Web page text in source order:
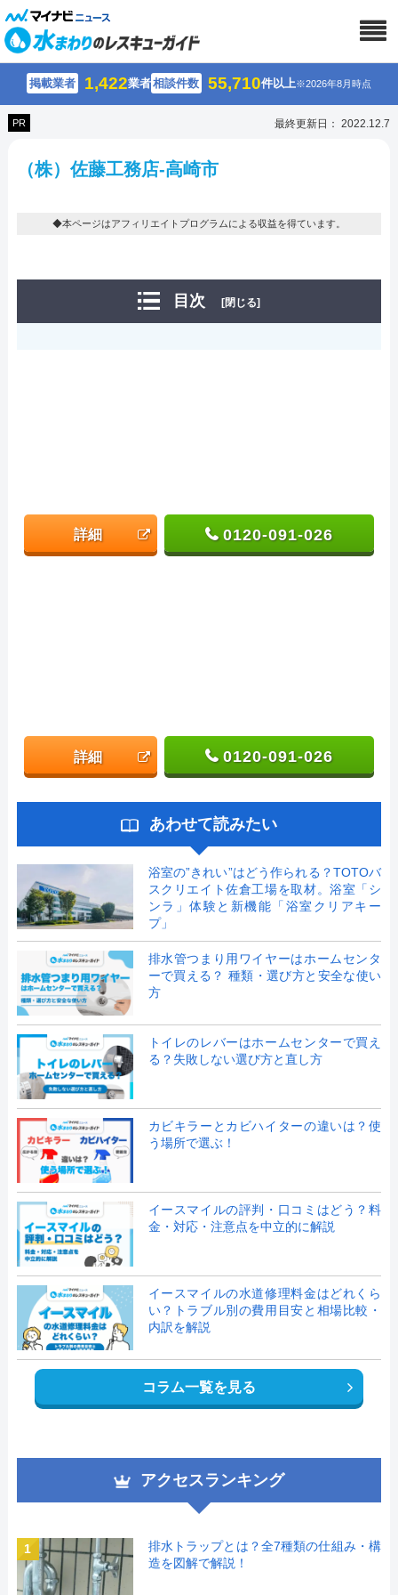
掲載業者 1,422業者相談件数 55,710件以上※2026年8月時点
PR 最終更新日： 2022.12.7
（株）佐藤工務店-高崎市
◆本ページはアフィリエイトプログラムによる収益を得ています。
目次 [閉じる]
詳細 0120-091-026
詳細 0120-091-026
あわせて読みたい
浴室の”きれい”はどう作られる？TOTOバ
スクリエイト佐倉工場を取材。浴室「シ
ンラ」体験と新機能「浴室クリアキー
プ」
排水管つまり用ワイヤーはホームセンタ
ーで買える？ 種類・選び方と安全な使い
方
トイレのレバーはホームセンターで買え
る？失敗しない選び方と直し方
カビキラーとカビハイターの違いは？使
う場所で選ぶ！
イースマイルの評判・口コミはどう？料
金・対応・注意点を中立的に解説
イースマイルの水道修理料金はどれくら
い？トラブル別の費用目安と相場比較・
内訳を解説
コラム一覧を見る
アクセスランキング
1
排水トラップとは？全7種類の仕組み・構
造を図解で解説！